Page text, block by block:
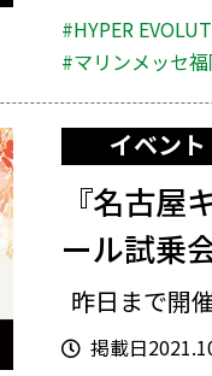
#HYPER
#マリンメッセ
イベント
『名古
ール試乗
昨日まで開
掲載日